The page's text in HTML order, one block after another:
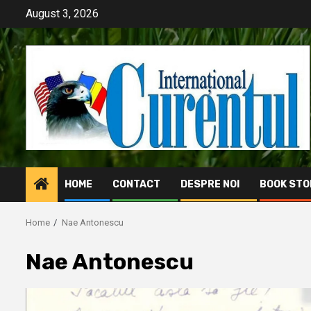
content
August 3, 2026
HOME CONTACT DESPRE NOI BOOK
Home Nae Antonescu
Nae Antonescu